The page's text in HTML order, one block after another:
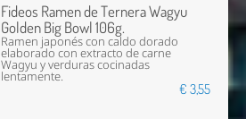
Fideos Ramen de Ternera Wagyu
Golden Big Bowl 106g.
Ramen japonés con caldo dorado
elaborado con extracto de carne
Wagyu y verduras cocinadas
lentamente.
€ 3,55